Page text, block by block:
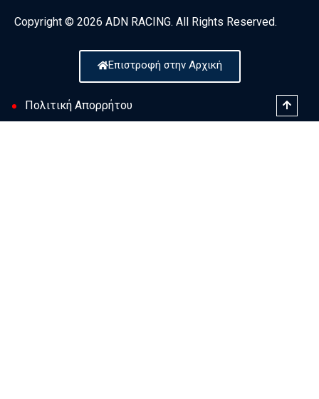
Copyright © 2026 ADN RACING. All Rights Reserved.
Επιστροφή στην Αρχική
Πολιτική Απορρήτου